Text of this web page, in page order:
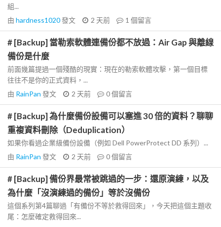
組...
由 hardness1020發文 2 天前 1 個留言
# [Backup] 當勒索軟體連備份都不放過：Air Gap 與離線
備份是什麼
前面幾篇提過一個殘酷的現實：現在的勒索軟體攻擊，第一個目標
往往不是你的正式資料，...
由 RainPan 發文 2 天前 0個留言
# [Backup] 為什麼備份設備可以塞進 30 倍的資料？聊聊
重複資料刪除（Deduplication）
如果你看過企業級備份設備（例如 Dell PowerProtect DD 系列）...
由 RainPan 發文 2 天前 0個留言
# [Backup] 備份界最常被跳過的一步：還原演練，以及
為什麼「沒演練過的備份」等於沒備份
這個系列第4篇聊過「有備份不等於救得回來」，今天把這個主題收
尾：怎麼確定救得回來...